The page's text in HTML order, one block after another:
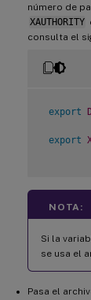
número de
XAUTHORITY
consulta el
export
export
NOTA:
Si la
se usa el
Pasa el